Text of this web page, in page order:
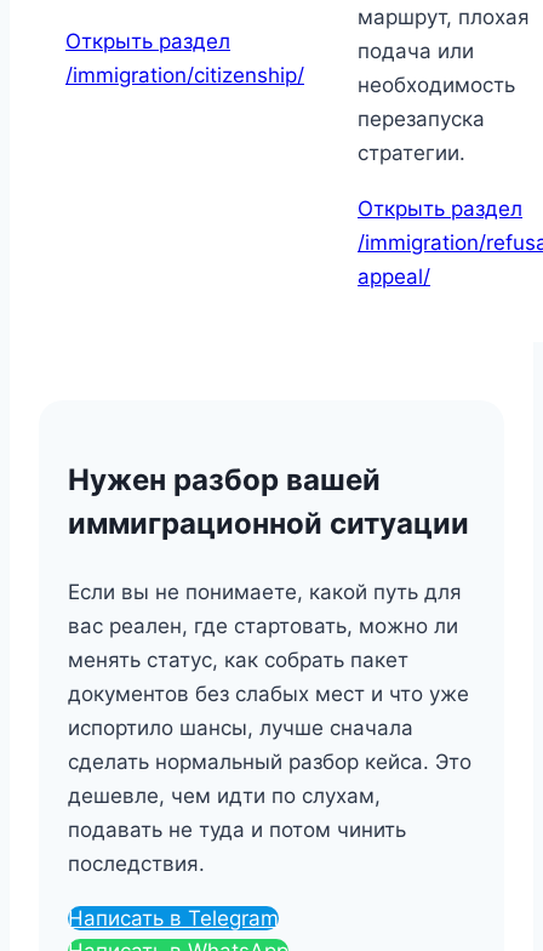
Открыть раздел
/immigration/citizenship/
маршрут, плохая
подача или
необходимость
перезапуска
стратегии.
Открыть раздел
/immigration/
appeal/
Нужен разбор вашей
иммиграционной ситуации
Если вы не понимаете, какой путь для
вас реален, где стартовать, можно ли
менять статус, как собрать пакет
документов без слабых мест и что уже
испортило шансы, лучше сначала
сделать нормальный разбор кейса. Это
дешевле, чем идти по слухам,
подавать не туда и потом чинить
последствия.
Написать в Telegram